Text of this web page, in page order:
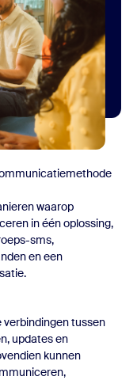
waarop
in één oplossing,
sms,
en een
verbindingen tussen
updates en
kunnen